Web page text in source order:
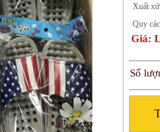
Xuất
Quy
Giá:
Số